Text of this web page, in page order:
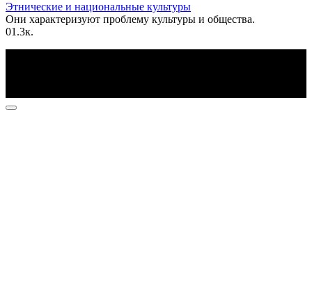
Этнические и национальные культуры
Они характеризуют проблему культуры и общества.
01.3к.